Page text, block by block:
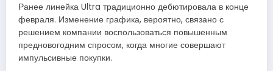
Ранее линейка Ultra традиционно дебютировала в конце
февраля. Изменение графика, вероятно, связано с
решением компании воспользоваться повышенным
предновогодним спросом, когда многие совершают
импульсивные покупки.